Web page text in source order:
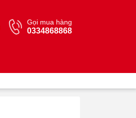
Gọi mua hàng
0334868868